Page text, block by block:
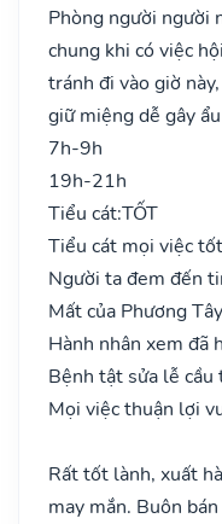
Phòng người người
chung khi có việc
tránh đi vào giờ
giữ miệng dễ gây
7h-9h
19h-21h
Tiểu cát:TỐT
Tiểu cát mọi việc
Người ta đem đến
Mất của Phương
Hành nhân xem đã
Bệnh tật sửa lễ cầu
Mọi việc thuận lợi
Rất tốt lành, xuất
may mắn. Buôn